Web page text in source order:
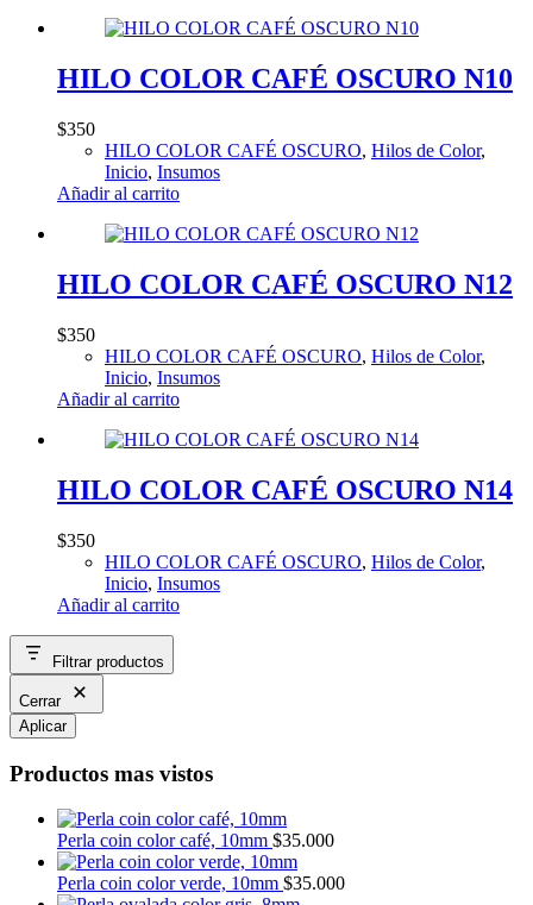
HILO COLOR CAFÉ OSCURO N10
$350
HILO COLOR CAFÉ OSCURO, Hilos de Color,
Inicio, Insumos
Añadir al carrito
HILO COLOR CAFÉ OSCURO N12
$350
HILO COLOR CAFÉ OSCURO, Hilos de Color,
Inicio, Insumos
Añadir al carrito
HILO COLOR CAFÉ OSCURO N14
$350
HILO COLOR CAFÉ OSCURO, Hilos de Color,
Inicio, Insumos
Añadir al carrito
Filtrar productos
Cerrar
Aplicar
Productos mas vistos
Perla coin color café, 10mm $35.000
Perla coin color verde, 10mm $35.000